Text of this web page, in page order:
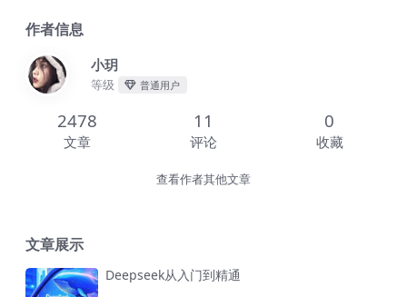
作者信息
小玥
等级 普通用户
2478
文章
11
评论
0
收藏
查看作者其他文章
文章展示
Deepseek从入门到精通